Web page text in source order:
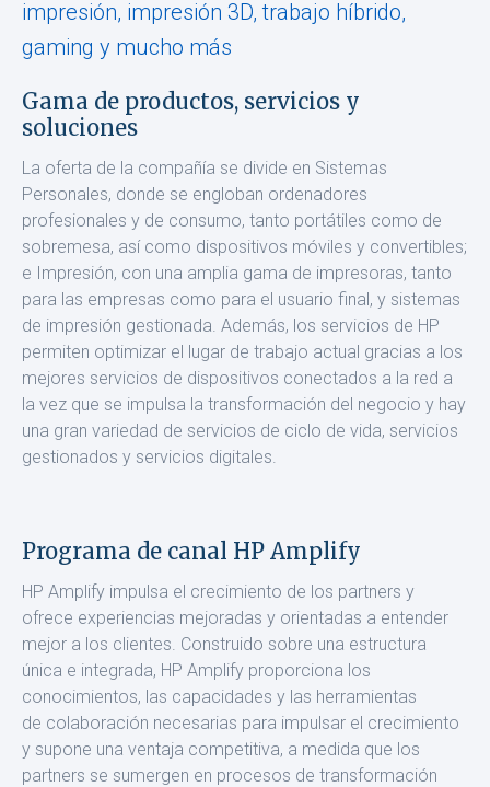
impresión, impresión 3D, trabajo híbrido,
gaming y mucho más
Gama de productos, servicios y
soluciones
La oferta de la compañía se divide en Sistemas
Personales, donde se engloban ordenadores
profesionales y de consumo, tanto portátiles como de
sobremesa, así como dispositivos móviles y convertibles;
e Impresión, con una amplia gama de impresoras, tanto
para las empresas como para el usuario final, y sistemas
de impresión gestionada. Además, los servicios de HP
permiten optimizar el lugar de trabajo actual gracias a los
mejores servicios de dispositivos conectados a la red a
la vez que se impulsa la transformación del negocio y hay
una gran variedad de servicios de ciclo de vida, servicios
gestionados y servicios digitales.
Programa de canal HP Amplify
HP Amplify impulsa el crecimiento de los partners y
ofrece experiencias mejoradas y orientadas a entender
mejor a los clientes. Construido sobre una estructura
única e integrada, HP Amplify proporciona los
conocimientos, las capacidades y las herramientas
de colaboración necesarias para impulsar el crecimiento
y supone una ventaja competitiva, a medida que los
partners se sumergen en procesos de transformación